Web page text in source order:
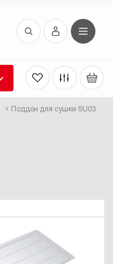
Поддон для сушки SU03